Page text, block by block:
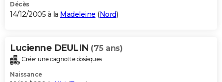
Décès
14/12/2005 à la Madeleine (Nord)
Lucienne DEULIN (75 ans)
Créer une cagnotte obsèques
Naissance